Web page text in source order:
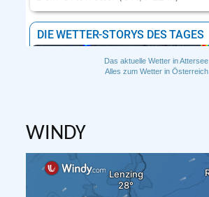
Das aktuelle Wetter in Attersee
Alles zum Wetter in Österreich
WINDY